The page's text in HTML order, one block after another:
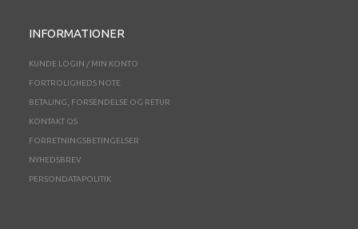
INFORMATIONER
KUNDE LOGIN / MIN KONTO
FORTROLIGHEDS NOTE
BETALING, FORSENDELSE OG RETUR
KONTAKT OS
FORRETNINGSBETINGELSER
NYHEDSBREV
PERSONDATAPOLITIK